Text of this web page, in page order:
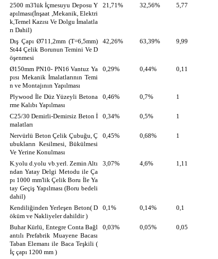
2500 m3'lük İçmesuyu Deposu Y
apılması(İnşaat ,Mekanik, Elektri
k,Temel Kazısı Ve Dolgu İmalatla
rı Dahil)
21,71% 32,56% 5,77
Dış Çapı Ø711,2mm (T=6,5mm)
St44 Çelik Borunun Temini Ve D
öşenmesi
42,26% 63,39% 9,99
Ø150mm PN10- PN16 Vantuz Ya
pısı Mekanik İmalatlarının Temi
n ve Montajının Yapılması
0,29% 0,44% 0,11
Plywood İle Düz Yüzeyli Betona
rme Kalıbı Yapılması
0,46% 0,7% 1
C25/30 Demirli-Demirsiz Beton İ
malatları
0,34% 0,5% 1
Nervürlü Beton Çelik Çubuğu, Ç
ubukların Kesilmesi, Bükülmesi
Ve Yerine Konulması
0,45% 0,68% 1
K.yolu d.yolu vb.yerl. Zemin Altı
ndan Yatay Delgi Metodu ile Ça
pı 1000 mm'lik Çelik Boru İle Ya
tay Geçiş Yapılması (Boru bedeli
dahil)
3,07% 4,6% 1,11
Kendiliğinden Yerleşen Beton( D
öküm ve Nakliyeler dahildir )
0,1% 0,14% 0,1
Buhar Kürlü, Entegre Conta Bağl
antılı Prefabrik Muayene Bacası
Taban Elemanı ile Baca Teşkili (
İç çapı 1200 mm )
0,03% 0,05% 0,05